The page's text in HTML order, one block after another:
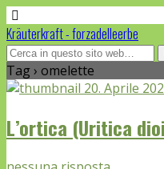
Kräuterkraft - forzadelleerbe
Tag › omelette
20. Aprile
L’ortica (Uritica